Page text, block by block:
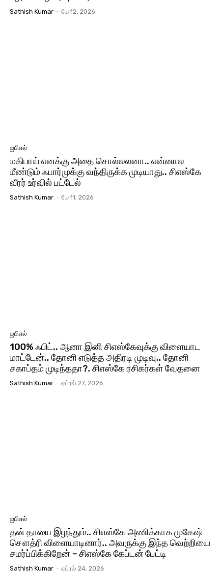
Sathish Kumar - மே 12, 2026
ஐபிஎல்
மகிபாய் எனக்கு அதை சொல்லலனா.. என்னால
மீண்டும் ஃபார்முக்கு வந்திருக்க முடியாது.. சிஎஸ்கே
வீரர் உர்வில் பட்டேல்
Sathish Kumar - மே 11, 2026
ஐபிஎல்
100% ஃபிட்.. ஆனா இனி சிஎஸ்கேவுக்கு விளையாட
மாட்டேன்.. தோனி எடுத்த அதிரடி முடிவு.. தோனி
சகாப்தம் முடிந்ததா?. சிஎஸ்கே ரசிகர்கள் வேதனை
Sathish Kumar - ஏப்ரல் 27, 2026
ஐபிஎல்
தன் தாயை இழந்தும்.. சிஎஸ்கே அணிக்காக முகேஷ்
சௌத்ரி விளையாடினார்.. அவருக்கு இந்த வெற்றியை
சமர்ப்பிக்கிறேன் – சிஎஸ்கே கேப்டன் பேட்டி
Sathish Kumar - ஏப்ரல் 24, 2026